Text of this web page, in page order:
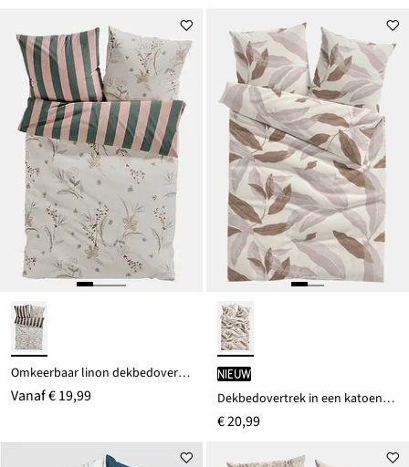
Omkeerbaar linon dekbedovertrek
Vanaf€ 19,99
Nieuw
Dekbedovertrek in een katoenmix
€ 20,99